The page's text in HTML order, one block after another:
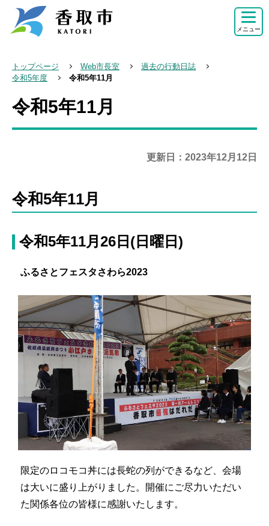
メニュー
トップページ Web市長室
過去の行動日誌
令和5年度
令和5年11月
本
令和5年11月
更新日：2023年12月12日
令和5年11月
令和5年11月26日(日曜日)
ふるさとフェスタさわら2023
限定のロコモコ丼には長蛇の列ができるなど、会場
は大いに盛り上がりました。開催にご尽力いただい
た関係各位の皆様に感謝いたします。